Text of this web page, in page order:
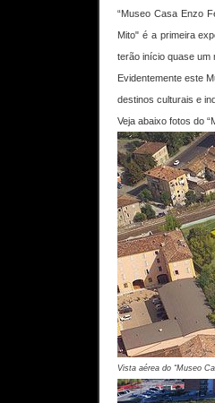
“Museo Casa Enzo
Mito" é a primeira
terão início quase um
Evidentemente este
destinos culturais e
Veja abaixo fotos do
Vista aérea do “Museo